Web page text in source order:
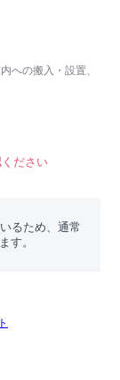
への搬入・設置、
ださい
るため、通常
す。